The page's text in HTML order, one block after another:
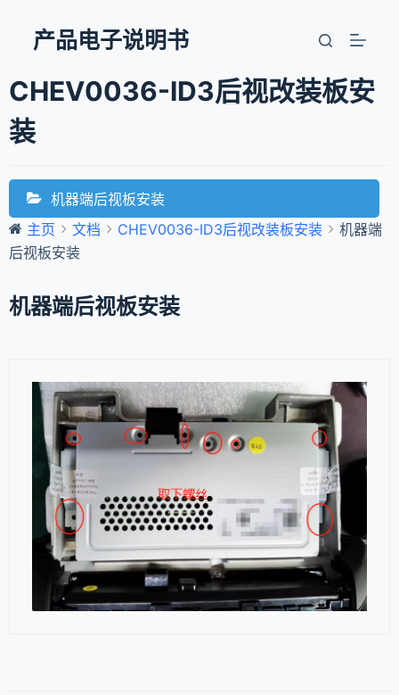
容
产品电子说明书
CHEV0036-ID3后视改装板安
装
机器端后视板安装
主页
文档 CHEV0036-ID3后视改装板安装
机器端
后视板安装
机器端后视板安装